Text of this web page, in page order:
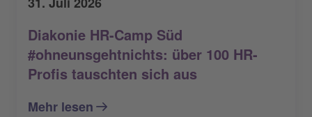
Diakonie HR-Camp Süd
#ohneunsgehtnichts: über 100 HR-
Profis tauschten sich aus
Mehr lesen